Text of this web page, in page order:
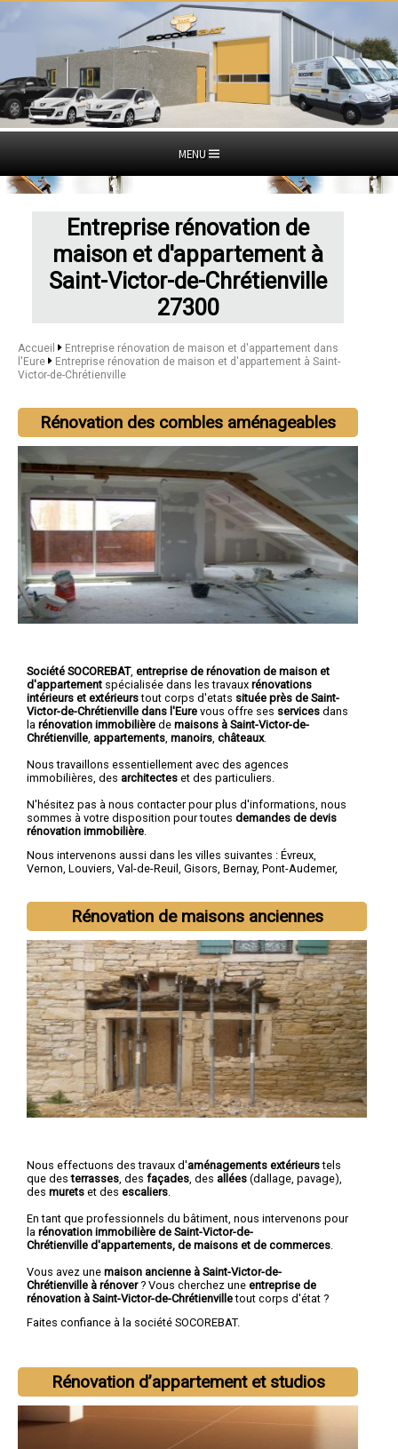
MENU
Entreprise rénovation de
maison et d'appartement à
Saint-Victor-de-Chrétienville
27300
Accueil
Entreprise rénovation de maison et d'appartement dans
l'Eure
Entreprise rénovation de maison et d'appartement à Saint-
Victor-de-Chrétienville
Rénovation des combles aménageables
Société SOCOREBAT, entreprise de rénovation de maison et
d'appartement spécialisée dans les travaux rénovations
intérieurs et extérieurstout corps d'etats située près de Saint-
Victor-de-Chrétienville dans l'Eure vous offre ses services dans
la rénovation immobilière de maisons à Saint-Victor-de-
Chrétienville appartements manoirs châteaux.
Nous travaillons essentiellement avec des agences
immobilières, des architectes et des particuliers.
N'hésitez pas à nous contacter pour plus d'informations, nous
sommes à votre disposition pour toutes demandes de devis
rénovation immobilière
Nous intervenons aussi dans les villes suivantes : Évreux,
Vernon, Louviers, Val-de-Reuil , Gisors, Bernay, Pont-Audemer,
Rénovation de maisons anciennes
Nous effectuons des travaux d'aménagements extérieurstels
que desterrasses , des façades , des allées (dallage, pavage),
des murets et des escaliers
En tant que professionnels du bâtiment, nous intervenons pour
la rénovation immobilière de Saint-Victor-de-
Chrétienville d'appartements, de maisons et de commerces
Vous avez une maison ancienne à Saint-Victor-de-
Chrétienville à rénover? Vous cherchez une entreprise de
rénovation à Saint-Victor-de-Chrétienvilletout corps d'état ?
Faites confiance à la société SOCOREBAT.
Rénovation d’appartement et studios